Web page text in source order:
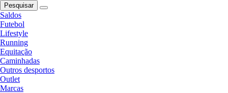
Pesquisar
Saldos
Futebol
Lifestyle
Running
Equitação
Caminhadas
Outros desportos
Outlet
Marcas